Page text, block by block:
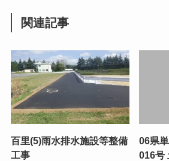
関連記事
百里(5)雨水排水施設等整備
工事
06県
016号